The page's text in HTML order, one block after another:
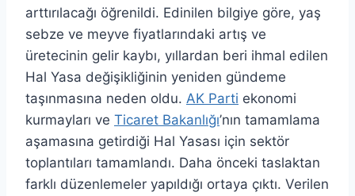
arttırılacağı öğrenildi. Edinilen bilgiye göre, yaş
sebze ve meyve fiyatlarındaki artış ve
üretecinin gelir kaybı, yıllardan beri ihmal edilen
Hal Yasa değişikliğinin yeniden gündeme
taşınmasına neden oldu. AK Parti ekonomi
kurmayları ve Ticaret Bakanlığı’nın tamamlama
aşamasına getirdiği Hal Yasası için sektör
toplantıları tamamlandı. Daha önceki taslaktan
farklı düzenlemeler yapıldığı ortaya çıktı. Verilen